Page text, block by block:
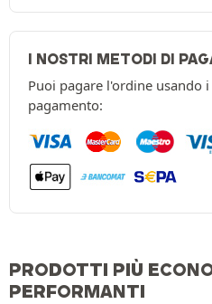
I NOSTRI METODI DI
Puoi pagare l'ordine usando
pagamento:
PRODOTTI PIÙ
PERFORMANTI